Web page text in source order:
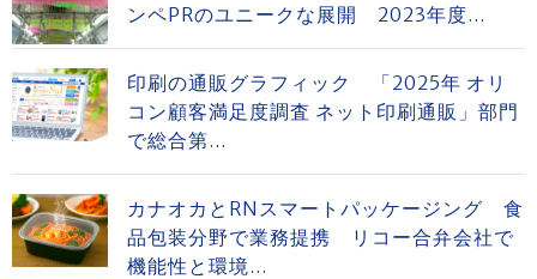
ンペPRのユニークな展開 2023年度...
印刷の通販グラフィック 「2025年 オリ
コン顧客満足度調査 ネット印刷通販」部門
で総合第...
カナオカとRNスマートパッケージング 食
品包装分野で業務提携 リコー合弁会社で
機能性と環境...